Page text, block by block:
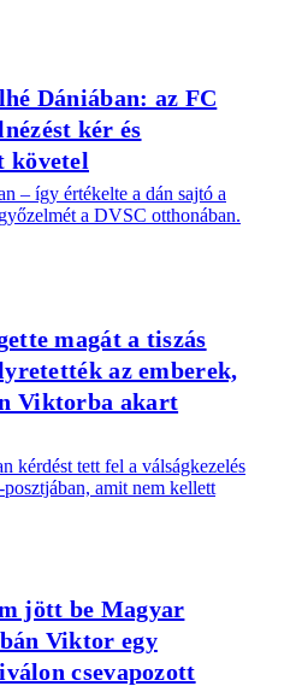
Dániában: az FC
kér és
követel
– így értékelte a dán sajtó a
a DVSC otthonában.
magát a tiszás
az emberek,
Viktorba akart
kérdést tett fel a válságkezelés
amit nem kellett
jött be Magyar
Viktor egy
csevapozott